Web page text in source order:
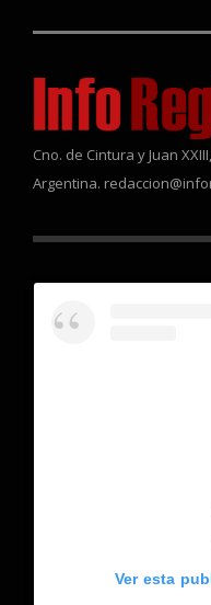
Cno. de Cintura y Juan
Argentina.
Ver esta